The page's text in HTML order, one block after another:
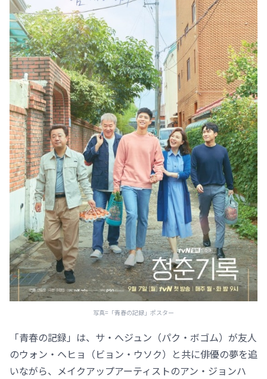
写真=「青春の記録」ポスター
「青春の記録」は、サ・へジュン（パク・ボゴム）が友人
のウォン・ヘヒョ（ビョン・ウソク）と共に俳優の夢を追
いながら、メイクアップアーティストのアン・ジョンハ